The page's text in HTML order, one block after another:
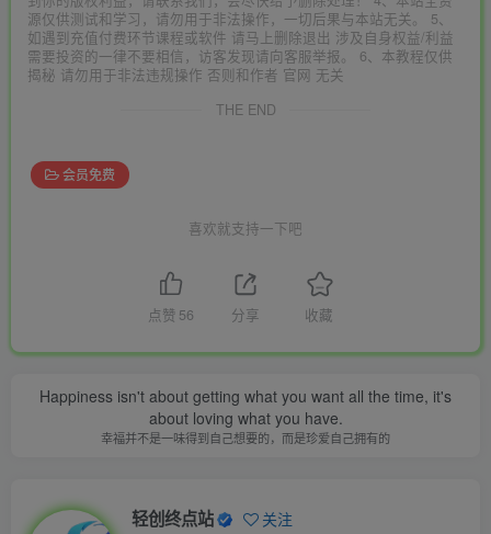
源仅供测试和学习，请勿用于非法操作，一切后果与本站无关。 5、
如遇到充值付费环节课程或软件 请马上删除退出 涉及自身权益/利益
需要投资的一律不要相信，访客发现请向客服举报。 6、本教程仅供
揭秘 请勿用于非法违规操作 否则和作者 官网 无关
THE END
会员免费
喜欢就支持一下吧
点赞 56 分享 收藏
Happiness isn't about getting what you want all the time, it's
about loving what you have.
幸福并不是一味得到自己想要的，而是珍爱自己拥有的
轻创终点站 关注